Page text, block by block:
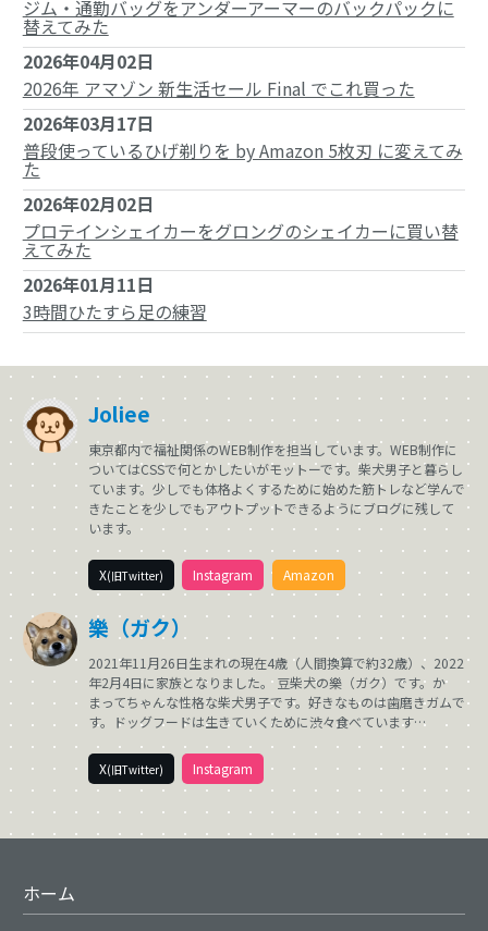
ジム・通勤バッグをアンダーアーマーのバックパックに
替えてみた
2026年04月02日
2026年 アマゾン 新生活セール Final でこれ買った
2026年03月17日
普段使っているひげ剃りを by Amazon 5枚刃 に変えてみ
た
2026年02月02日
プロテインシェイカーをグロングのシェイカーに買い替
えてみた
2026年01月11日
3時間ひたすら足の練習
Joliee
東京都内で福祉関係のWEB制作を担当しています。WEB制作に
ついてはCSSで何とかしたいがモットーです。柴犬男子と暮らし
ています。少しでも体格よくするために始めた筋トレなど学んで
きたことを少しでもアウトプットできるようにブログに残して
います。
X(旧Twitter) Instagram Amazon
樂（ガク）
2021年11月26日生まれの現在4歳（人間換算で約32歳）、2022
年2月4日に家族となりました。 豆柴犬の樂（ガク）です。か
まってちゃんな性格な柴犬男子です。好きなものは歯磨きガムで
す。ドッグフードは生きていくために渋々食べています…
X(旧Twitter) Instagram
ホーム